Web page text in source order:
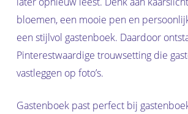
bloemen, een mooie pen en
een stijlvol gastenboek. Daardoor
Pinterestwaardige trouwsetting die
vastleggen op foto’s.
Gastenboek past perfect bij